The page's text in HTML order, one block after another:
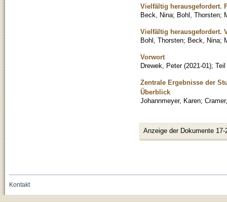
Vielfältig herausgefordert.
Beck, Nina; Bohl, Thorsten;
Vielfältig herausgefordert.
Bohl, Thorsten; Beck, Nina;
Vorwort
Drewek, Peter (2021-01);
Zentrale Ergebnisse der
Überblick
Johannmeyer, Karen;
Anzeige der Dokumente 17-
Kontakt